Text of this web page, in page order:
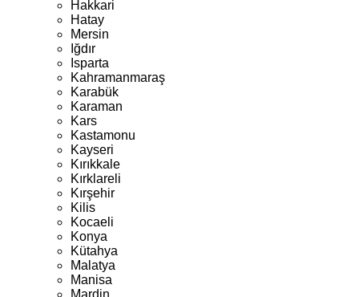
Hakkari
Hatay
Mersin
Iğdır
Isparta
Kahramanmaraş
Karabük
Karaman
Kars
Kastamonu
Kayseri
Kırıkkale
Kırklareli
Kırşehir
Kilis
Kocaeli
Konya
Kütahya
Malatya
Manisa
Mardin